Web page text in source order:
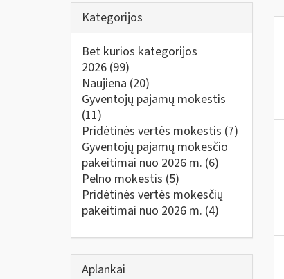
Kategorijos
Bet kurios kategorijos
2026 (99)
Naujiena (20)
Gyventojų pajamų mokestis
(11)
Pridėtinės vertės mokestis (7)
Gyventojų pajamų mokesčio
pakeitimai nuo 2026 m. (6)
Pelno mokestis (5)
Pridėtinės vertės mokesčių
pakeitimai nuo 2026 m. (4)
Aplankai